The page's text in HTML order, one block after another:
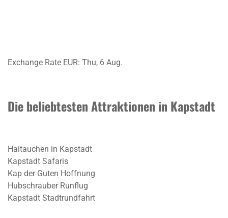
Exchange Rate EUR: Thu, 6 Aug.
Die beliebtesten Attraktionen in Kapstadt
Haitauchen in Kapstadt
Kapstadt Safaris
Kap der Guten Hoffnung
Hubschrauber Runflug
Kapstadt Stadtrundfahrt